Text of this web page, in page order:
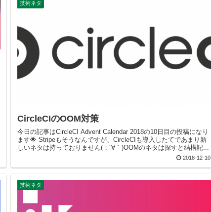
技術ネタ
CircleCIのOOM対策
今日の記事はCircleCI Advent Calendar 2018の10日目の投稿になり
ます🌟 Stripeもそうなんですが、CircleCIも導入したてであまり新
しいネタは持っておりません(；´∀｀)OOMのネタは探すと結構記...
2018-12-10
技術ネタ